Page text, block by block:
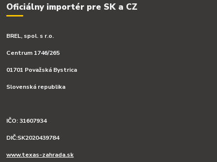
Oficiálny importér pre SK a CZ
BREL, spol. s r.o.
Centrum 1746/265
01701 Považská Bystrica
Slovenská republika
IČO: 31607934
DIČ:SK2020439784
www.texas-zahrada.sk